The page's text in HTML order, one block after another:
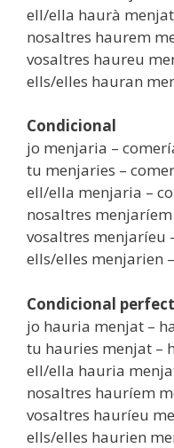
ell/ella haurà
nosaltres haurem
vosaltres haureu
ells/elles hauran
Condicional
jo menjaria –
tu menjaries –
ell/ella menjaria –
nosaltres
vosaltres menjaríeu
ells/elles menjarien
Condicional
jo hauria menjat –
tu hauries menjat –
ell/ella hauria
nosaltres hauríem
vosaltres hauríeu
ells/elles haurien